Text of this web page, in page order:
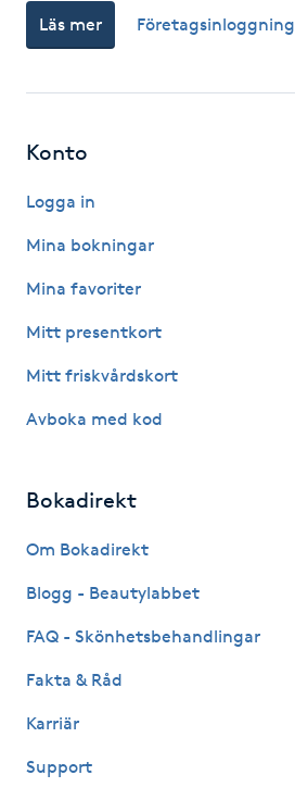
Huduppstramning
Hyaluronsyra
Hyperhidros
Hårborttagning
Hårbottenbehandling
Hårvård
Hälsprickor
Idrottsmassage
IPL
Läs mer Företagsinloggning
Konto
Logga in
Mina bokningar
Mina favoriter
Mitt presentkort
Mitt friskvårdskort
Avboka med kod
Bokadirekt
Om Bokadirekt
Blogg - Beautylabbet
FAQ - Skönhetsbehandlingar
Fakta & Råd
Karriär
Support